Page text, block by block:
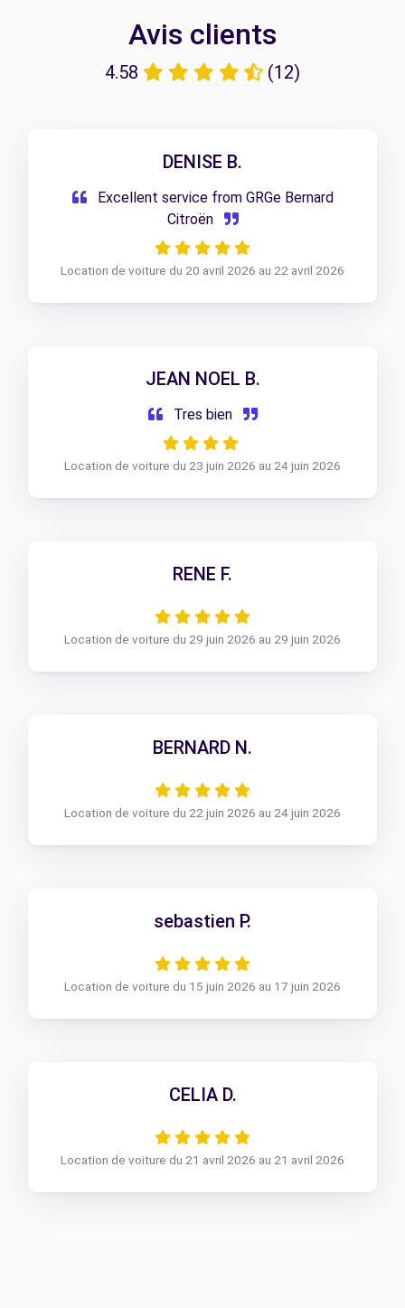
Avis clients
4.58 (12)
DENISE B.
Excellent service from GRGe Bernard
Citroën
Location de voiture du 20 avril 2026 au 22 avril 2026
JEAN NOEL B.
Tres bien
Location de voiture du 23 juin 2026 au 24 juin 2026
RENE F.
Location de voiture du 29 juin 2026 au 29 juin 2026
BERNARD N.
Location de voiture du 22 juin 2026 au 24 juin 2026
sebastien P.
Location de voiture du 15 juin 2026 au 17 juin 2026
CELIA D.
Location de voiture du 21 avril 2026 au 21 avril 2026